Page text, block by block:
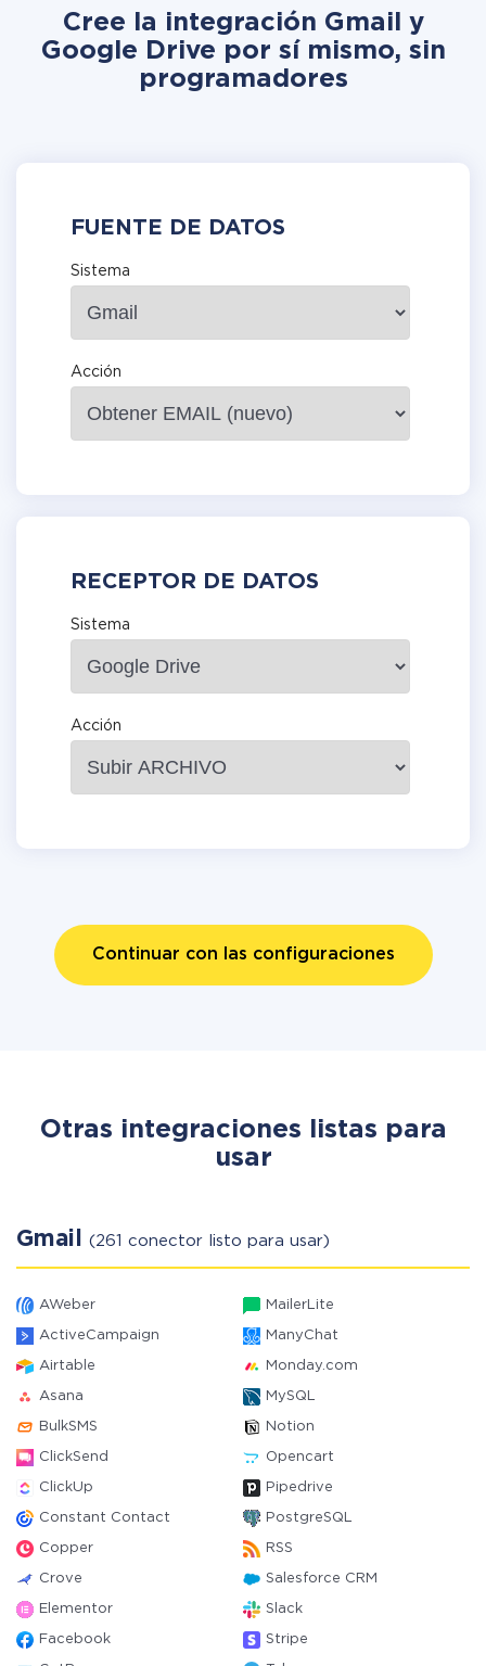
Cree la integración Gmail y
Google Drive por sí mismo, sin
programadores
FUENTE DE DATOS
Sistema
Acción
RECEPTOR DE DATOS
Sistema
Acción
Continuar con las configuraciones
Otras integraciones listas para
usar
Gmail (261 conector listo para usar)
AWeber MailerLite
ActiveCampaign ManyChat
Airtable Monday.com
Asana MySQL
BulkSMS Notion
ClickSend Opencart
ClickUp Pipedrive
Constant Contact PostgreSQL
Copper RSS
Crove Salesforce CRM
Elementor Slack
Facebook Stripe